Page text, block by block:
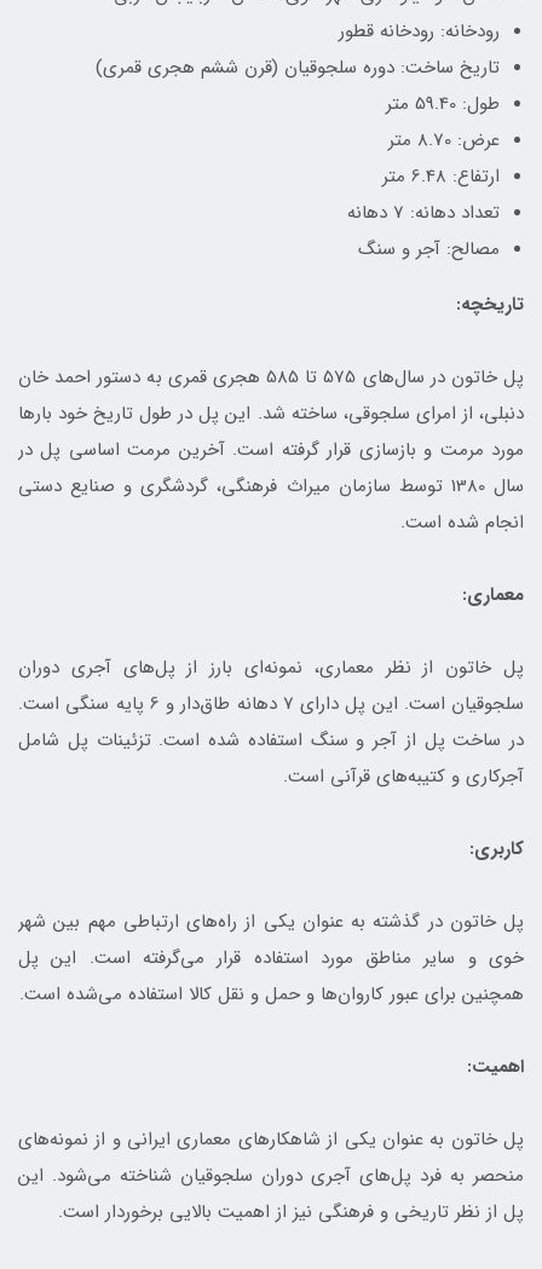
رودخانه: رودخانه قطور
تاریخ ساخت: دوره سلجوقیان (قرن ششم هجری قمری)
طول: 59.40 متر
عرض: 8.70 متر
ارتفاع: 6.48 متر
تعداد دهانه: 7 دهانه
مصالح: آجر و سنگ
تاریخچه:
پل خاتون در سال‌های 575 تا 585 هجری قمری به دستور احمد خان
دنبلی، از امرای سلجوقی، ساخته شد. این پل در طول تاریخ خود بارها
مورد مرمت و بازسازی قرار گرفته است. آخرین مرمت اساسی پل در
سال 1380 توسط سازمان میراث فرهنگی، گردشگری و صنایع دستی
انجام شده است.
معماری:
پل خاتون از نظر معماری، نمونه‌ای بارز از پل‌های آجری دوران
سلجوقیان است. این پل دارای 7 دهانه طاق‌دار و 6 پایه سنگی است.
در ساخت پل از آجر و سنگ استفاده شده است. تزئینات پل شامل
آجرکاری و کتیبه‌های قرآنی است.
کاربری:
پل خاتون در گذشته به عنوان یکی از راه‌های ارتباطی مهم بین شهر
خوی و سایر مناطق مورد استفاده قرار می‌گرفته است. این پل
همچنین برای عبور کاروان‌ها و حمل و نقل کالا استفاده می‌شده است.
اهمیت:
پل خاتون به عنوان یکی از شاهکارهای معماری ایرانی و از نمونه‌های
منحصر به فرد پل‌های آجری دوران سلجوقیان شناخته می‌شود. این
پل از نظر تاریخی و فرهنگی نیز از اهمیت بالایی برخوردار است.